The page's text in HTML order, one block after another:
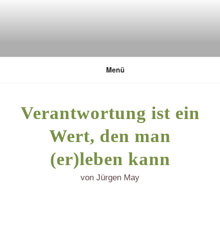
DEUTSCHE UMWELTSTIFTUNG
Menü
Verantwortung ist ein
Wert, den man
(er)leben kann
von Jürgen May